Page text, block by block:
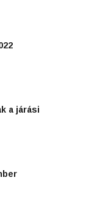
a járási